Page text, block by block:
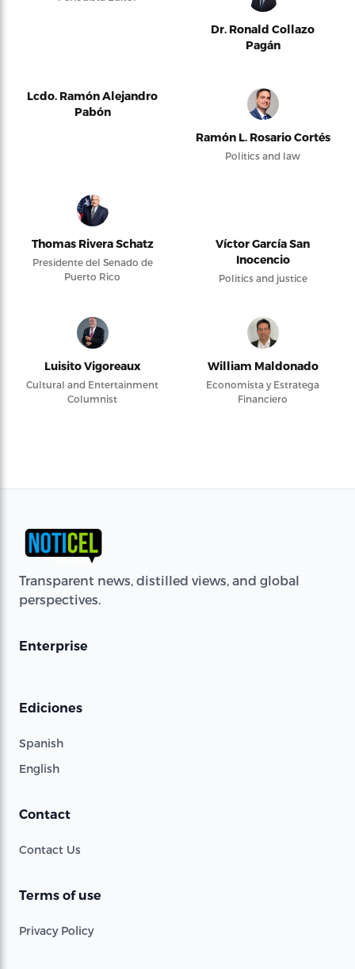
Dr. Ronald Collazo
Pagán
Lcdo. Ramón Alejandro
Pabón
Ramón L. Rosario Cortés
Politics and law
Thomas Rivera Schatz
Presidente del Senado de
Puerto Rico
Víctor García San
Inocencio
Politics and justice
Luisito Vigoreaux
Cultural and Entertainment
Columnist
William Maldonado
Economista y Estratega
Financiero
Transparent news, distilled views, and global
perspectives.
Enterprise
Ediciones
Spanish
English
Contact
Contact Us
Terms of use
Privacy Policy